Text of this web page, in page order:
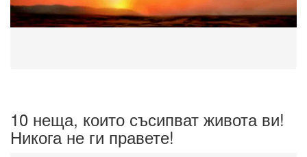
10 неща, които съсипват живота ви!
Никога не ги правете!